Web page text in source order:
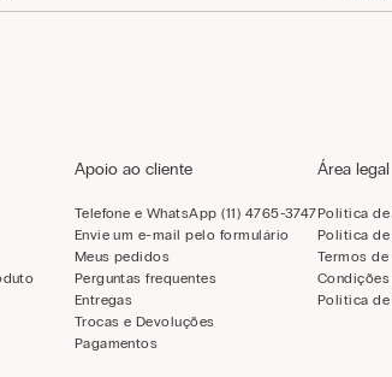
Apoio ao cliente
Telefone e WhatsApp (11) 4765-3747
Envie um e-mail pelo formulário
Meus pedidos
Perguntas frequentes
Entregas
Trocas e Devoluções
Pagamentos
Área legal
Política
Política
Termos de
Política